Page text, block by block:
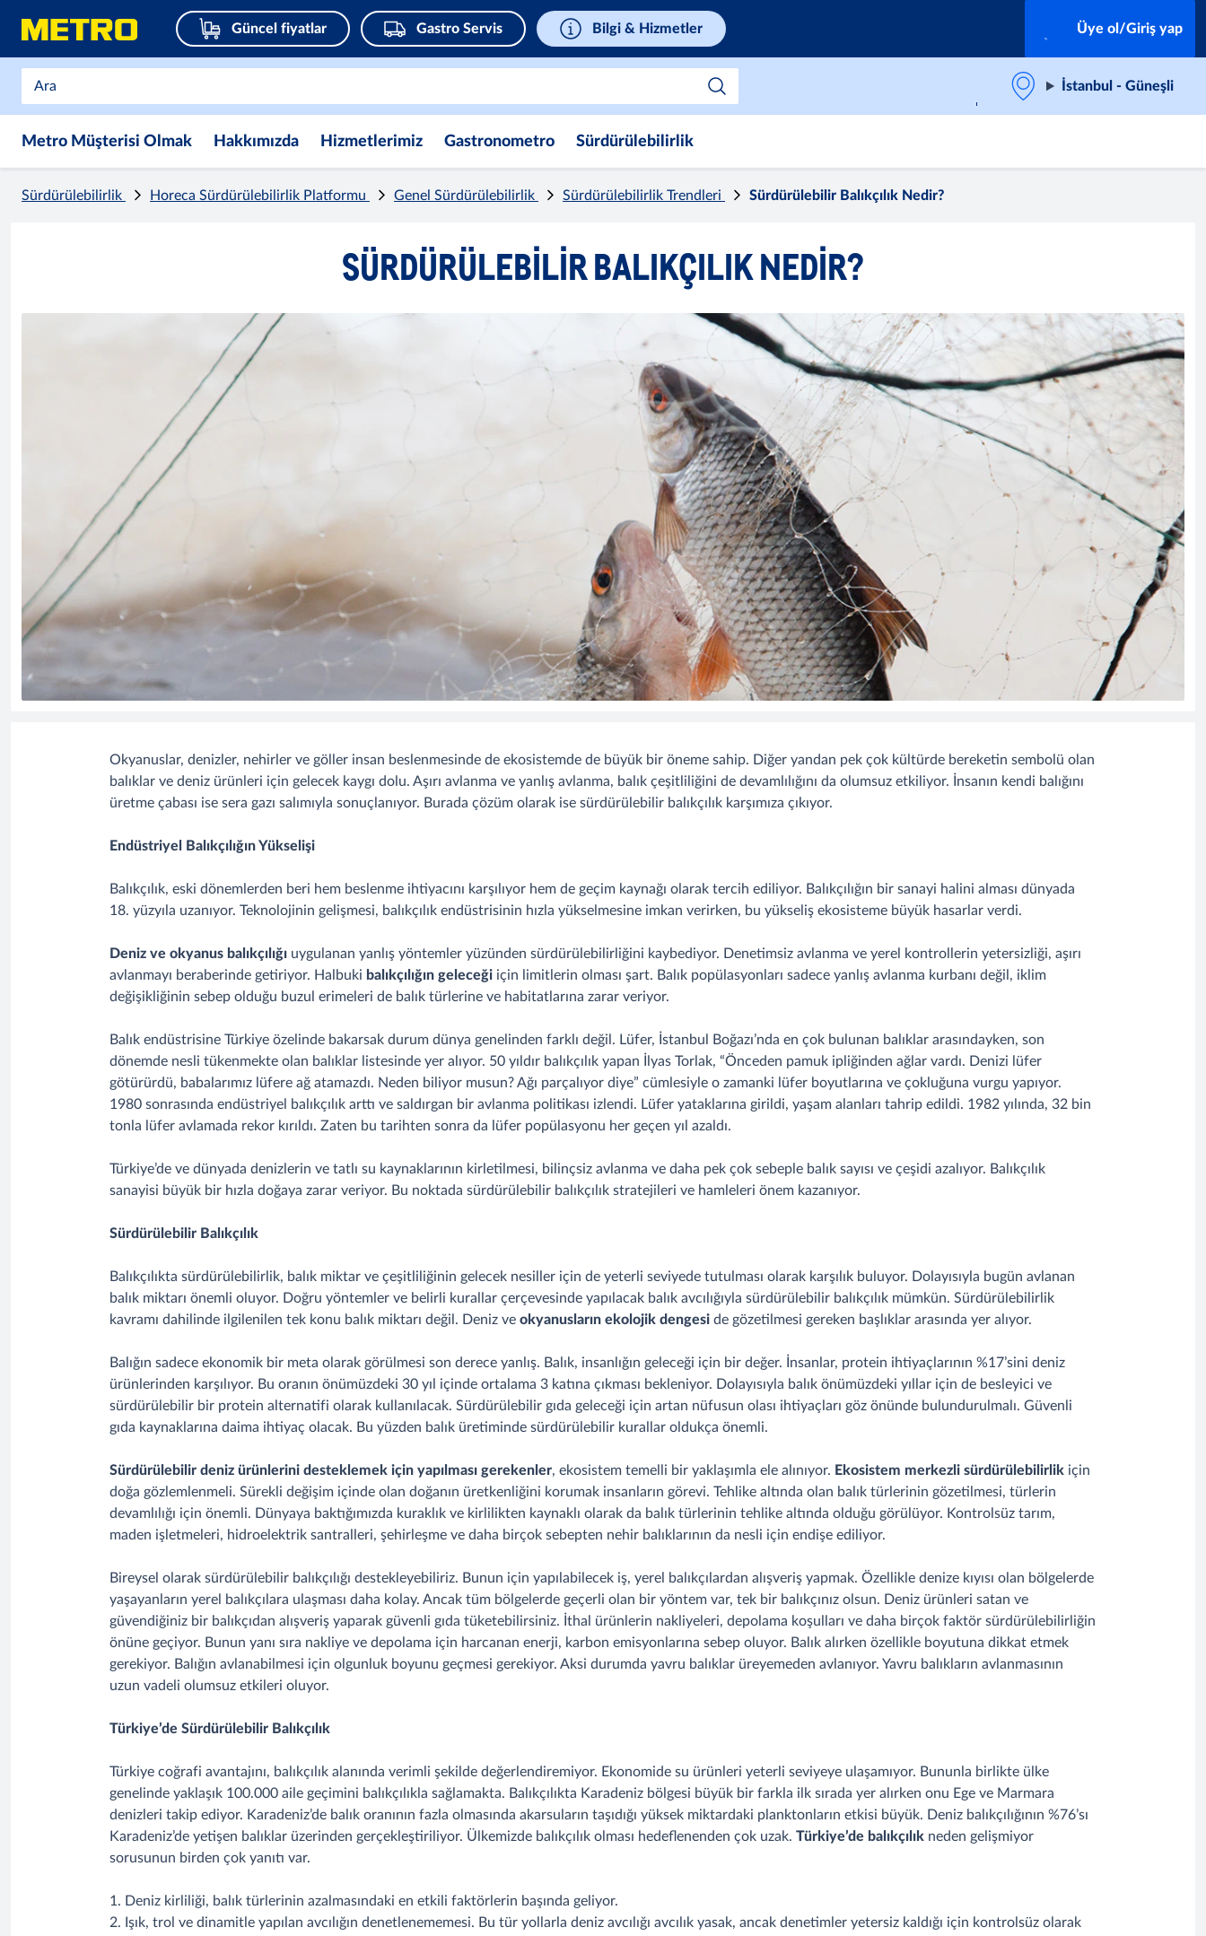
Güncel fiyatlar Gastro Servis Bilgi & Hizmetler Üye ol/Giriş yap
İstanbul - Güneşli
Metro Müşterisi Olmak Hakkımızda Hizmetlerimiz Gastronometro Sürdürülebilirlik
Sürdürülebilirlik Horeca Sürdürülebilirlik Platformu Genel Sürdürülebilirlik Sürdürülebilirlik Trendleri Sürdürülebilir Balıkçılık Nedir?
SÜRDÜRÜLEBILIR BALIKÇILIK NEDIR?
Okyanuslar, denizler, nehirler ve göller insan beslenmesinde de ekosistemde de büyük bir öneme sahip. Diğer yandan pek çok kültürde bereketin sembolü olan
balıklar ve deniz ürünleri için gelecek kaygı dolu. Aşırı avlanma ve yanlış avlanma, balık çeşitliliğini de devamlılığını da olumsuz etkiliyor. İnsanın kendi balığını
üretme çabası ise sera gazı salımıyla sonuçlanıyor. Burada çözüm olarak ise sürdürülebilir balıkçılık karşımıza çıkıyor.
Endüstriyel Balıkçılığın Yükselişi
Balıkçılık, eski dönemlerden beri hem beslenme ihtiyacını karşılıyor hem de geçim kaynağı olarak tercih ediliyor. Balıkçılığın bir sanayi halini alması dünyada
18. yüzyıla uzanıyor. Teknolojinin gelişmesi, balıkçılık endüstrisinin hızla yükselmesine imkan verirken, bu yükseliş ekosisteme büyük hasarlar verdi.
Deniz ve okyanus balıkçılığı uygulanan yanlış yöntemler yüzünden sürdürülebilirliğini kaybediyor. Denetimsiz avlanma ve yerel kontrollerin yetersizliği, aşırı
avlanmayı beraberinde getiriyor. Halbuki balıkçılığın geleceği için limitlerin olması şart. Balık popülasyonları sadece yanlış avlanma kurbanı değil, iklim
değişikliğinin sebep olduğu buzul erimeleri de balık türlerine ve habitatlarına zarar veriyor.
Balık endüstrisine Türkiye özelinde bakarsak durum dünya genelinden farklı değil. Lüfer, İstanbul Boğazı’nda en çok bulunan balıklar arasındayken, son
dönemde nesli tükenmekte olan balıklar listesinde yer alıyor. 50 yıldır balıkçılık yapan İlyas Torlak, “Önceden pamuk ipliğinden ağlar vardı. Denizi lüfer
götürürdü, babalarımız lüfere ağ atamazdı. Neden biliyor musun? Ağı parçalıyor diye” cümlesiyle o zamanki lüfer boyutlarına ve çokluğuna vurgu yapıyor.
1980 sonrasında endüstriyel balıkçılık arttı ve saldırgan bir avlanma politikası izlendi. Lüfer yataklarına girildi, yaşam alanları tahrip edildi. 1982 yılında, 32 bin
tonla lüfer avlamada rekor kırıldı. Zaten bu tarihten sonra da lüfer popülasyonu her geçen yıl azaldı.
Türkiye’de ve dünyada denizlerin ve tatlı su kaynaklarının kirletilmesi, bilinçsiz avlanma ve daha pek çok sebeple balık sayısı ve çeşidi azalıyor. Balıkçılık
sanayisi büyük bir hızla doğaya zarar veriyor. Bu noktada sürdürülebilir balıkçılık stratejileri ve hamleleri önem kazanıyor.
Sürdürülebilir Balıkçılık
Balıkçılıkta sürdürülebilirlik, balık miktar ve çeşitliliğinin gelecek nesiller için de yeterli seviyede tutulması olarak karşılık buluyor. Dolayısıyla bugün avlanan
balık miktarı önemli oluyor. Doğru yöntemler ve belirli kurallar çerçevesinde yapılacak balık avcılığıyla sürdürülebilir balıkçılık mümkün. Sürdürülebilirlik
kavramı dahilinde ilgilenilen tek konu balık miktarı değil. Deniz ve okyanusların ekolojik dengesi de gözetilmesi gereken başlıklar arasında yer alıyor.
Balığın sadece ekonomik bir meta olarak görülmesi son derece yanlış. Balık, insanlığın geleceği için bir değer. İnsanlar, protein ihtiyaçlarının %17’sini deniz
ürünlerinden karşılıyor. Bu oranın önümüzdeki 30 yıl içinde ortalama 3 katına çıkması bekleniyor. Dolayısıyla balık önümüzdeki yıllar için de besleyici ve
sürdürülebilir bir protein alternatifi olarak kullanılacak. Sürdürülebilir gıda geleceği için artan nüfusun olası ihtiyaçları göz önünde bulundurulmalı. Güvenli
gıda kaynaklarına daima ihtiyaç olacak. Bu yüzden balık üretiminde sürdürülebilir kurallar oldukça önemli.
Sürdürülebilir deniz ürünlerini desteklemek için yapılması gerekenler, ekosistem temelli bir yaklaşımla ele alınıyor. Ekosistem merkezli sürdürülebilirlik için
doğa gözlemlenmeli. Sürekli değişim içinde olan doğanın üretkenliğini korumak insanların görevi. Tehlike altında olan balık türlerinin gözetilmesi, türlerin
devamlılığı için önemli. Dünyaya baktığımızda kuraklık ve kirlilikten kaynaklı olarak da balık türlerinin tehlike altında olduğu görülüyor. Kontrolsüz tarım,
maden işletmeleri, hidroelektrik santralleri, şehirleşme ve daha birçok sebepten nehir balıklarının da nesli için endişe ediliyor.
Bireysel olarak sürdürülebilir balıkçılığı destekleyebiliriz. Bunun için yapılabilecek iş, yerel balıkçılardan alışveriş yapmak. Özellikle denize kıyısı olan bölgelerde
yaşayanların yerel balıkçılara ulaşması daha kolay. Ancak tüm bölgelerde geçerli olan bir yöntem var, tek bir balıkçınız olsun. Deniz ürünleri satan ve
güvendiğiniz bir balıkçıdan alışveriş yaparak güvenli gıda tüketebilirsiniz. İthal ürünlerin nakliyeleri, depolama koşulları ve daha birçok faktör sürdürülebilirliğin
önüne geçiyor. Bunun yanı sıra nakliye ve depolama için harcanan enerji, karbon emisyonlarına sebep oluyor. Balık alırken özellikle boyutuna dikkat etmek
gerekiyor. Balığın avlanabilmesi için olgunluk boyunu geçmesi gerekiyor. Aksi durumda yavru balıklar üreyemeden avlanıyor. Yavru balıkların avlanmasının
uzun vadeli olumsuz etkileri oluyor.
Türkiye’de Sürdürülebilir Balıkçılık
Türkiye coğrafi avantajını, balıkçılık alanında verimli şekilde değerlendiremiyor. Ekonomide su ürünleri yeterli seviyeye ulaşamıyor. Bununla birlikte ülke
genelinde yaklaşık 100.000 aile geçimini balıkçılıkla sağlamakta. Balıkçılıkta Karadeniz bölgesi büyük bir farkla ilk sırada yer alırken onu Ege ve Marmara
denizleri takip ediyor. Karadeniz’de balık oranının fazla olmasında akarsuların taşıdığı yüksek miktardaki planktonların etkisi büyük. Deniz balıkçılığının %76’sı
Karadeniz’de yetişen balıklar üzerinden gerçekleştiriliyor. Ülkemizde balıkçılık olması hedeflenenden çok uzak. Türkiye’de balıkçılık neden gelişmiyor
sorusunun birden çok yanıtı var.
1. Deniz kirliliği, balık türlerinin azalmasındaki en etkili faktörlerin başında geliyor.
2. Işık, trol ve dinamitle yapılan avcılığın denetlenememesi. Bu tür yollarla deniz avcılığı avcılık yasak, ancak denetimler yetersiz kaldığı için kontrolsüz olarak